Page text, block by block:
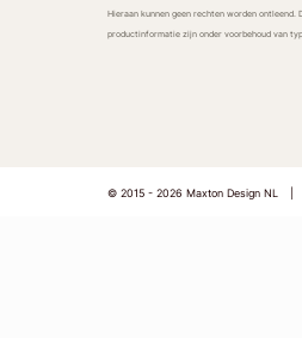
Hieraan kunnen geen rechten worden ontleend.
productinformatie zijn onder voorbehoud van
© 2015 - 2026 Maxton Design NL